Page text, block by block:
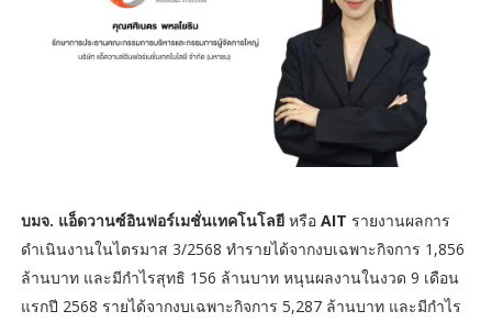
บมจ. แอ็ดวานซ์อินฟอร์เมชั่นเทคโนโลยีหรือ AIT รายงานผลการ
ดำเนินงานในไตรมาส 3/2568 ทำรายได้จากงบเฉพาะกิจการ 1,856
ล้านบาท และมีกำไรสุทธิ 156 ล้านบาท หนุนผลงานในงวด 9 เดือน
แรกปี 2568 รายได้จากงบเฉพาะกิจการ 5,287 ล้านบาท และมีกำไร